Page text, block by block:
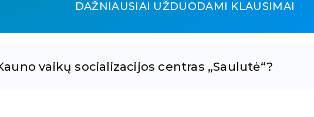
DAŽNIAUSIAI UŽDUODAMI KLAUSIMAI
vaikų socializacijos centras „Saulutė“?